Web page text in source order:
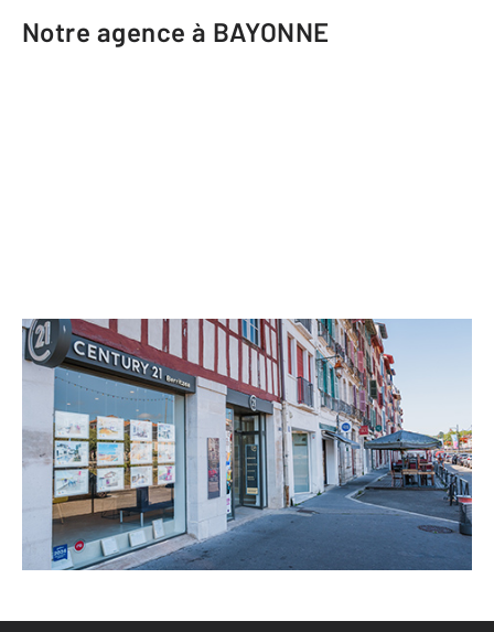
Notre agence à BAYONNE
CENTURY 21 Berritzea
3 bis Quai Amiral Jauréguiberry
BAYONNE - 64100
Envoyer un message
Téléphoner à l'agence